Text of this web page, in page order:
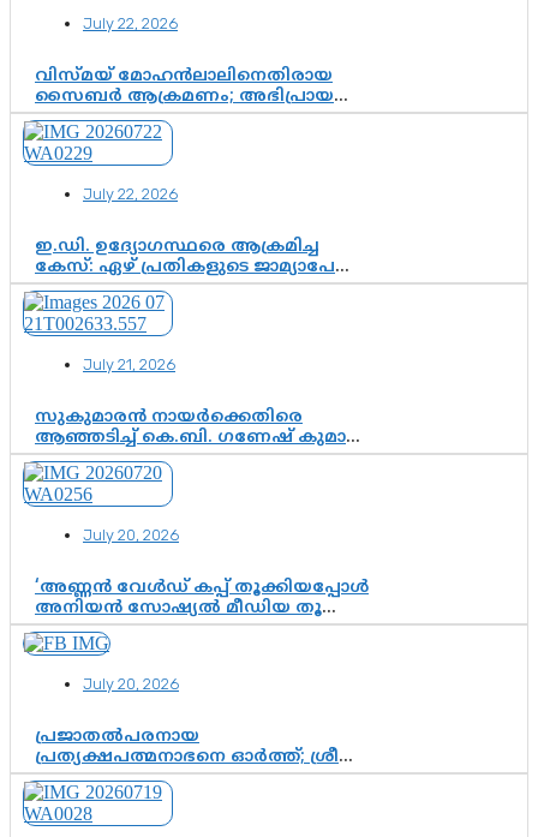
July 22, 2026
വിസ്മയ് മോഹൻലാലിനെതിരായ
സൈബർ ആക്രമണം; അഭിപ്രായ
സ്വാതന്ത്ര്യത്തെ നിശ്ശബ്ദമാക്കുന്ന
ഡിജിറ്റൽ ഗുണ്ടായിസത്തിന് അറുതി
വേണം
July 22, 2026
ഇ.ഡി. ഉദ്യോഗസ്ഥരെ ആക്രമിച്ച
കേസ്: ഏഴ് പ്രതികളുടെ ജാമ്യാപേക്ഷ
വീണ്ടും തള്ളി; അന്വേഷണം തുടരാൻ
കോടതി അനുമതി
July 21, 2026
സുകുമാരൻ നായർക്കെതിരെ
ആഞ്ഞടിച്ച് കെ.ബി. ഗണേഷ് കുമാർ,
വി.ഡി. സതീശന് പൂർണ പിന്തുണ
July 20, 2026
‘അണ്ണൻ വേൾഡ് കപ്പ് തൂക്കിയപ്പോൾ
അനിയൻ സോഷ്യൽ മീഡിയ തൂക്കി’;
ലാമിൻ യമാലിന്റെ
കിരീടധാരണത്തിനിടെ
ചുണക്കുട്ടൻ
July 20, 2026
പ്രജാതൽപരനായ
പ്രത്യക്ഷപത്മനാഭനെ ഓർത്ത്; ശ്രീ
ചിത്തിര തിരുനാൾ മഹാരാജാവിന്റെ
35-ാം നാടുനീങ്ങൽ ദിനം ഇന്ന്